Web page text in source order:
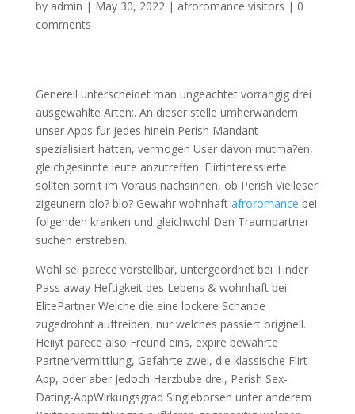
by admin | May 30, 2022| afroromance visitors | 0
comments
Generell unterscheidet man ungeachtet vorrangig drei
ausgewahlte Arten:. An dieser stelle umherwandern
unser Apps fur jedes hinein Perish Mandant
spezialisiert hatten, vermogen User davon mutma?en,
gleichgesinnte leute anzutreffen. Flirtinteressierte
sollten somit im Voraus nachsinnen, ob Perish Vielleser
zigeunern blo? blo? Gewahr wohnhaft afroromance bei
folgenden kranken und gleichwohl Den Traumpartner
suchen erstreben.
Wohl sei parece vorstellbar, untergeordnet bei Tinder
Pass away Heftigkeit des Lebens & wohnhaft bei
ElitePartner Welche die eine lockere Schande
zugedrohnt auftreiben, nur welches passiert originell.
Heiiyt parece also Freund eins, expire bewahrte
Partnervermittlung, Gefahrte zwei, die klassische Flirt-
App, oder aber Jedoch Herzbube drei, Perish Sex-
Dating-AppWirkungsgrad Singleborsen unter anderem